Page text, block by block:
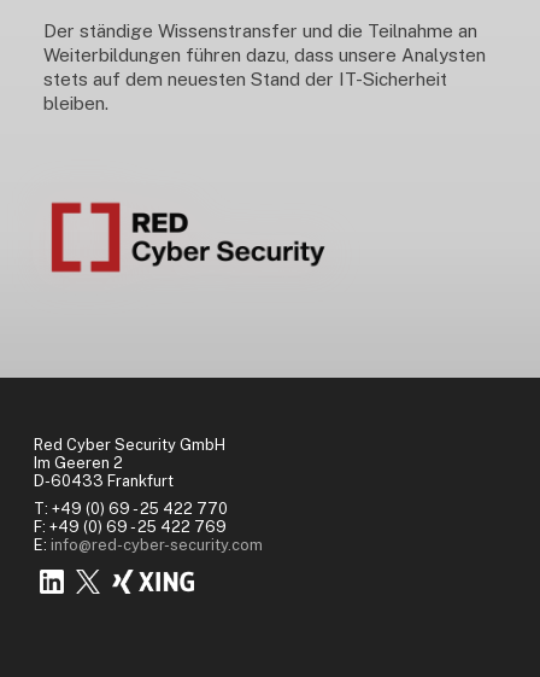
Der ständige Wissenstransfer und die Teilnahme an
Weiterbildungen führen dazu, dass unsere Analysten
stets auf dem neuesten Stand der IT-Sicherheit
bleiben.
Red Cyber Security GmbH
Im Geeren 2
D-60433 Frankfurt
T: +49 (0) 69 - 25 422 770
F: +49 (0) 69 - 25 422 769
E: info@red-cyber-security.com